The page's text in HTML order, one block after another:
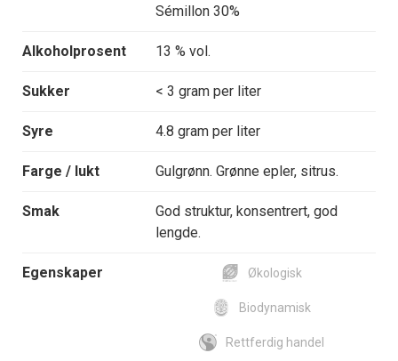
Sémillon 30%
Alkoholprosent 13 % vol.
Sukker < 3 gram per liter
Syre 4.8 gram per liter
Farge / lukt Gulgrønn. Grønne epler, sitrus.
Smak
God struktur, konsentrert, god
lengde.
Egenskaper Økologisk
Biodynamisk
Rettferdig handel